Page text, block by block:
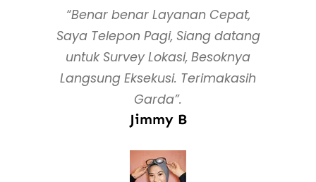
“Benar benar Layanan Cepat,
Saya Telepon Pagi, Siang datang
untuk Survey Lokasi, Besoknya
Langsung Eksekusi. Terimakasih
Garda”.
Jimmy B